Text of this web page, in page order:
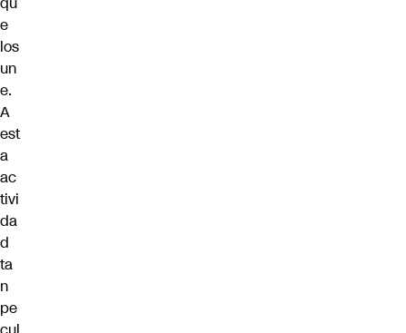
e
los
un
e.
A
est
a
ac
tivi
da
d
ta
n
pe